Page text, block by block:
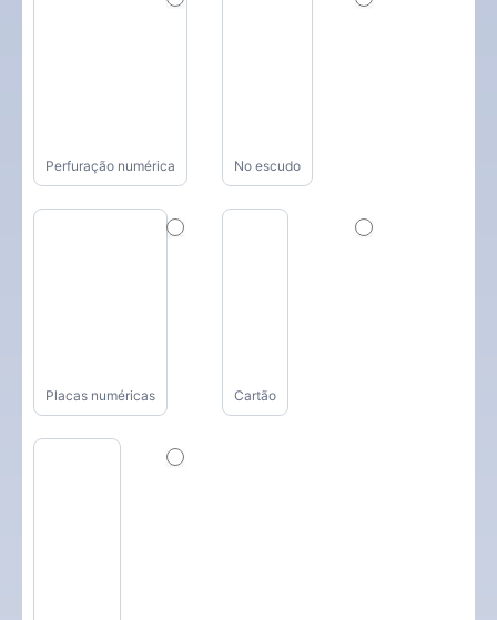
Perfuração numérica No escudo
Placas numéricas Cartão